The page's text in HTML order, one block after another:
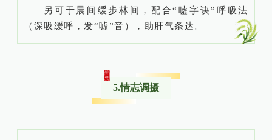
另可于晨间缓步林间，配合“嘘字诀”呼吸法
（深吸缓呼，发“嘘”音），助肝气条达。
5.情志调摄